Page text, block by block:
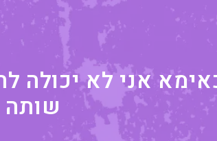
אני לא יכולה
שותה